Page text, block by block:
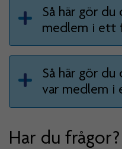
Så här gör
medlem i ett
Så här gör
var medlem i
Har du frågor?